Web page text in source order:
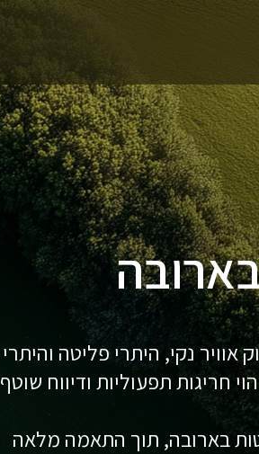
נקי, היתרי פליטה והיתרי
חריגות תפעוליות ודיווח שוטף
בארובה, תוך התאמה מלאה